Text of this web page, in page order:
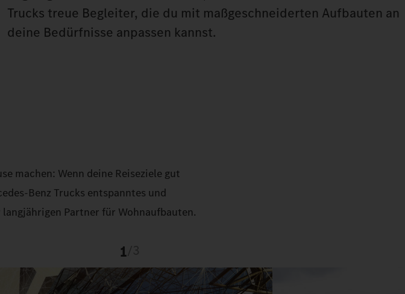
Trucks treue Begleiter, die du mit maßgeschneiderten Aufbauten an
deine Bedürfnisse anpassen kannst.
machen: Wenn deine Reiseziele gut
Trucks entspanntes und
Partner für Wohnaufbauten.
1